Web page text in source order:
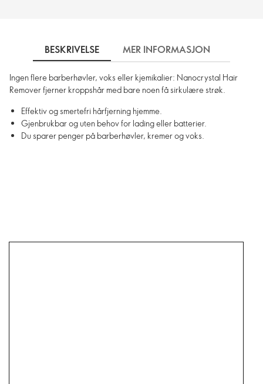
BESKRIVELSE MER INFORMASJON
Ingen flere barberhøvler, voks eller kjemikalier: Nanocrystal Hair
Remover fjerner kroppshår med bare noen få sirkulære strøk.
Effektiv og smertefri hårfjerning hjemme.
Gjenbrukbar og uten behov for lading eller batterier.
Du sparer penger på barberhøvler, kremer og voks.